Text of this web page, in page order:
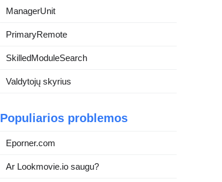
ManagerUnit
PrimaryRemote
SkilledModuleSearch
Valdytojų skyrius
Populiarios problemos
Eporner.com
Ar Lookmovie.io saugu?